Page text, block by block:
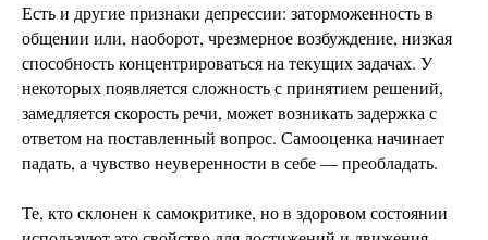
Есть и другие признаки депрессии: заторможенность в
общении или, наоборот, чрезмерное возбуждение, низкая
способность концентрироваться на текущих задачах. У
некоторых появляется сложность с принятием решений,
замедляется скорость речи, может возникать задержка с
ответом на поставленный вопрос. Самооценка начинает
падать, а чувство неуверенности в себе — преобладать.
Те, кто склонен к самокритике, но в здоровом состоянии